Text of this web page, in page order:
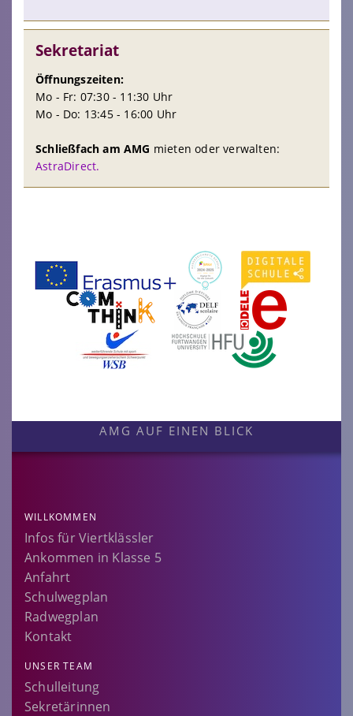
Sekretariat
Öffnungszeiten:
Mo - Fr: 07:30 - 11:30 Uhr
Mo - Do: 13:45 - 16:00 Uhr
Schließfach am AMG mieten oder verwalten:
AstraDirect.
AMG AUF EINEN BLICK
WILLKOMMEN
Infos für Viertklässler
Ankommen in Klasse 5
Anfahrt
Schulwegplan
Radwegplan
Kontakt
UNSER TEAM
Schulleitung
Sekretärinnen